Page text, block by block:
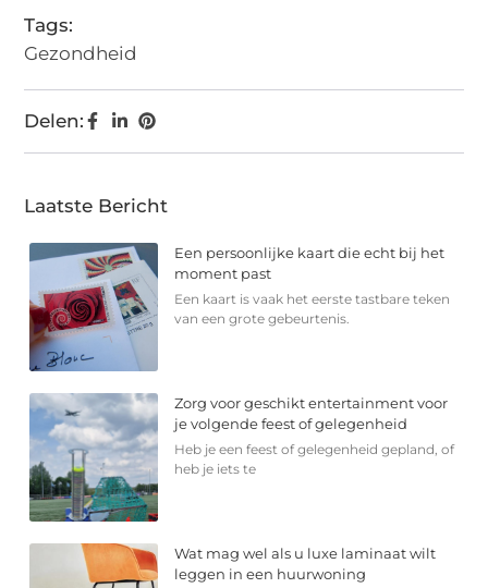
Tags:
Gezondheid
Delen:
Laatste Bericht
Een persoonlijke kaart die echt bij het
moment past
Een kaart is vaak het eerste tastbare teken
van een grote gebeurtenis.
Zorg voor geschikt entertainment voor
je volgende feest of gelegenheid
Heb je een feest of gelegenheid gepland, of
heb je iets te
Wat mag wel als u luxe laminaat wilt
leggen in een huurwoning